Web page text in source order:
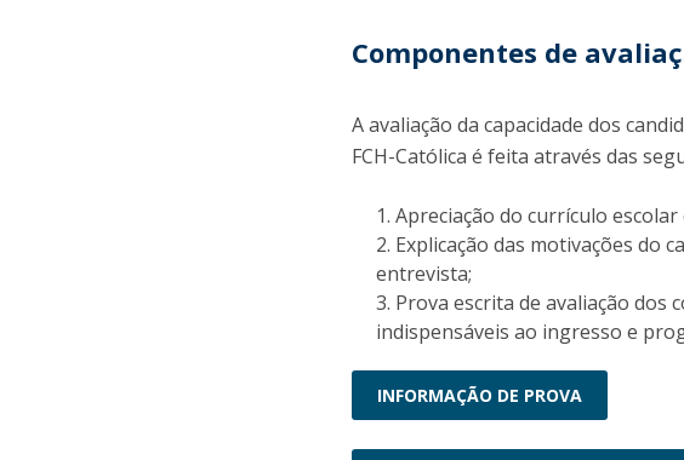
Componentes de
A avaliação da capacidade dos
FCH-Católica é feita através das
Apreciação do currículo
Explicação das motivações do
entrevista;
Prova escrita de avaliação dos
indispensáveis ao ingresso e
INFORMAÇÃO DE PROVA